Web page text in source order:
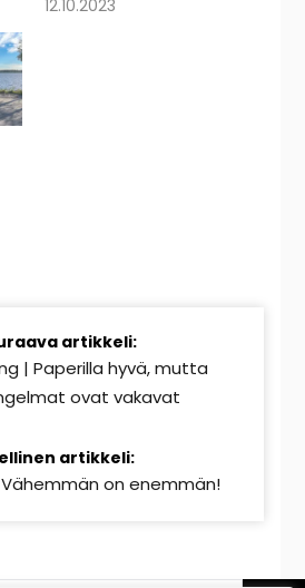
12.10.2023
artikkeli:
| Paperilla hyvä, mutta
ovat vakavat
artikkeli:
Vähemmän on enemmän!